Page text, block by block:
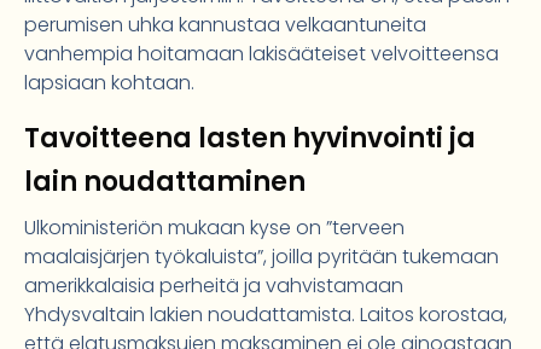
perumisen uhka kannustaa velkaantuneita
vanhempia hoitamaan lakisääteiset velvoitteensa
lapsiaan kohtaan.
Tavoitteena lasten hyvinvointi ja
lain noudattaminen
Ulkoministeriön mukaan kyse on ”terveen
maalaisjärjen työkaluista”, joilla pyritään tukemaan
amerikkalaisia perheitä ja vahvistamaan
Yhdysvaltain lakien noudattamista. Laitos korostaa,